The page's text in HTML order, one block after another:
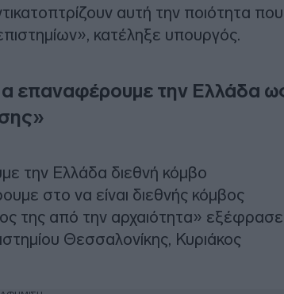
αυτή την ποιότητα που
κατέληξε υπουργός.
επαναφέρουμε την Ελλάδα
την Ελλάδα διεθνή κόμβο
στο να είναι διεθνής κόμβος
της από την αρχαιότητα»
Θεσσαλονίκης, Κυριάκος